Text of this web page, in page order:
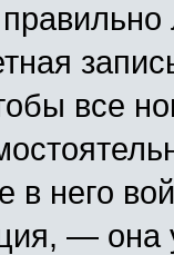
все
в него
—